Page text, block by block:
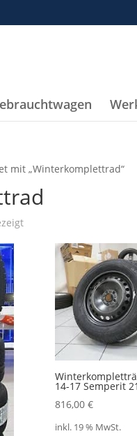
mit „Winterkomplettrad“
Nach
14-17 Semperit
816,00 €
inkl. 19 % MwSt.